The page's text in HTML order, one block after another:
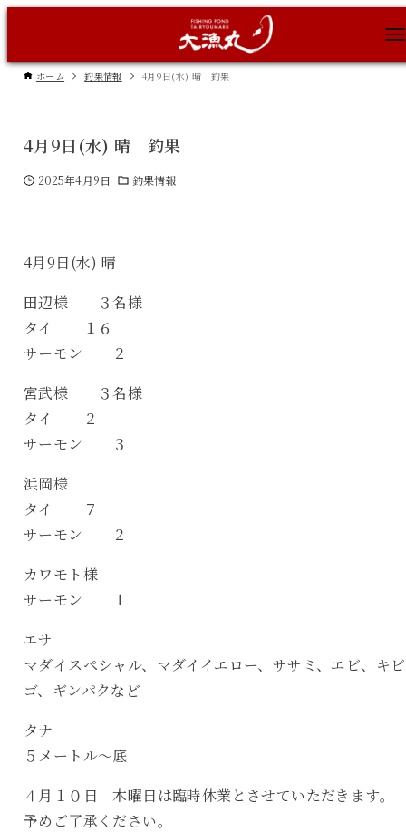
ホーム 釣果情報 4月9日(水) 晴 釣果
4月9日(水) 晴 釣果
2025年4月9日 釣果情報
4月9日(水) 晴
田辺様 ３名様
タイ １６
サーモン ２
宮武様 ３名様
タイ ２
サーモン ３
浜岡様
タイ ７
サーモン ２
カワモト様
サーモン １
エサ
マダイスペシャル、マダイイエロー、ササミ、エビ、キ
ゴ、ギンパクなど
タナ
５メートル〜底
４月１０日 木曜日は臨時休業とさせていただきます。
予めご了承ください。